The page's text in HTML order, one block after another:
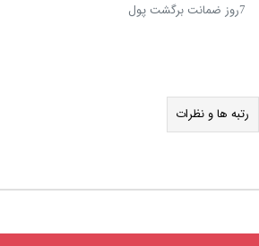
7روز ضمانت برگشت پول
رتبه ها و نظرات